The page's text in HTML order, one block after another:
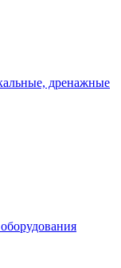
дренажные